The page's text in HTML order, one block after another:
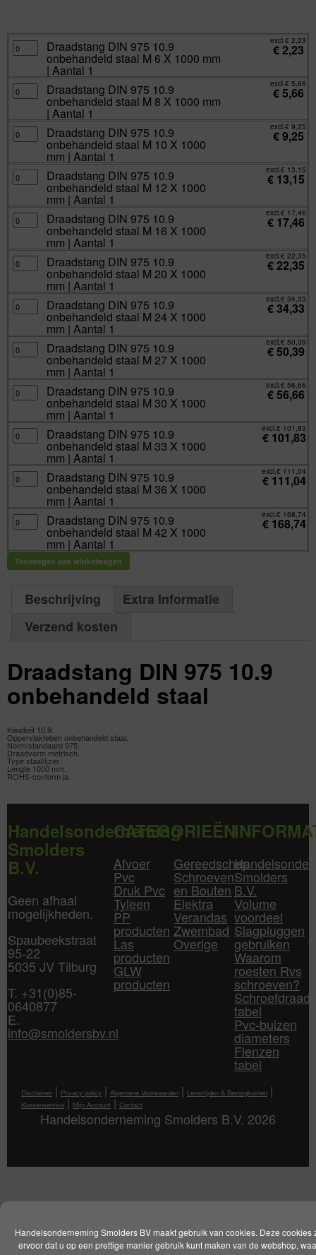
Handelsonderneming Smolders BV maakt gebruik van cookies. Deze cookies
ervoor dat u op een prettige manier gebruik kunt maken van de webshop,
Draadstang
DIN
975
onbehandeld
staal
M
6
|
Aantal
1
Draadstang DIN 975 10.9
onbehandeld staal M 6 X 1000 mm
| Aantal 1
excl.€ 2,23
€2,23
Draadstang
DIN
975
onbehandeld
staal
M
8
|
Aantal
1
Draadstang DIN 975 10.9
onbehandeld staal M 8 X 1000 mm
| Aantal 1
excl.€ 5,66
€5,66
Draadstang
DIN
975
onbehandeld
staal
M
10
|
Aantal
1
Draadstang DIN 975 10.9
onbehandeld staal M 10 X 1000
mm | Aantal 1
excl.€ 9,25
€9,25
Draadstang
DIN
975
onbehandeld
staal
M
12
|
Aantal
1
Draadstang DIN 975 10.9
onbehandeld staal M 12 X 1000
mm | Aantal 1
excl.€ 13,15
€ 13,15
Draadstang
DIN
975
onbehandeld
staal
M
16
|
Aantal
1
Draadstang DIN 975 10.9
onbehandeld staal M 16 X 1000
mm | Aantal 1
excl.€ 17,46
€ 17,46
Draadstang
DIN
975
onbehandeld
staal
M
20
|
Aantal
1
Draadstang DIN 975 10.9
onbehandeld staal M 20 X 1000
mm | Aantal 1
excl.€ 22,35
€22,35
Draadstang
DIN
975
onbehandeld
staal
M
24
|
Aantal
1
Draadstang DIN 975 10.9
onbehandeld staal M 24 X 1000
mm | Aantal 1
excl.€ 34,33
€34,33
Draadstang
DIN
975
onbehandeld
staal
M
27
|
Aantal
1
Draadstang DIN 975 10.9
onbehandeld staal M 27 X 1000
mm | Aantal 1
excl.€ 50,39
€50,39
Draadstang
DIN
975
onbehandeld
staal
M
30
|
Aantal
1
Draadstang DIN 975 10.9
onbehandeld staal M 30 X 1000
mm | Aantal 1
excl.€ 56,66
€56,66
Draadstang
DIN
975
onbehandeld
staal
M
33
|
Aantal
1
Draadstang DIN 975 10.9
onbehandeld staal M 33 X 1000
mm | Aantal 1
excl.€ 101,83
€ 101,83
Draadstang
DIN
975
onbehandeld
staal
M
36
mm
Aantal
Draadstang DIN 975 10.9
onbehandeld staal M 36 X 1000
mm | Aantal 1
excl.€ 111,04
€ 111,04
Draadstang
DIN
975
onbehandeld
staal
M
42
aantal
Draadstang DIN 975 10.9
onbehandeld staal M 42 X 1000
mm | Aantal 1
excl.€ 168,74
€ 168,74
Toevoegen aan winkelwagen
Beschrijving
Extra Informatie
Verzend kosten
Draadstang DIN 975 10.9
onbehandeld staal
Kwaliteit 10.9.
Oppervlaktebeh onbehandeld staal.
Norm/standaard975.
Draadvorm metrisch.
Typestaal/ijzer.
Lengte 1000 mm.
ROHS-conform ja.
Handelsonderneming
Smolders
B.V.
Geen afhaal
mogelijkheden.
Spaubeekstraat
95-22
5035 JV Tilburg
T. +31(0)85-
0640877
E.
info@smoldersbv.nl
CATEGORIEËN
Afvoer
Pvc
Druk Pvc
Tyleen
PP
producten
Las
producten
GLW
producten
Gereedschap
Schroeven
en Bouten
Elektra
Verandas
Zwembad
Overige
Smolders
B.V.
Volume
voordeel
Slagpluggen
gebruiken
Waarom
roesten Rvs
schroeven?
Schroefdraad
tabel
Pvc-buizen
diameters
Flenzen
tabel
Disclaimer | Privacy policy | Algemene Voorwaarden | Levertijden & Bezorgkosten |
Klantenservice | Mijn Account | Contact
Handelsonderneming Smolders B.V. 2026